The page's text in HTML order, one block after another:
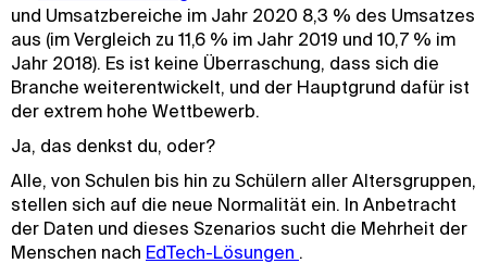
und Umsatzbereiche im Jahr 2020 8,3 % des Umsatzes
aus (im Vergleich zu 11,6 % im Jahr 2019 und 10,7 % im
Jahr 2018). Es ist keine Überraschung, dass sich die
Branche weiterentwickelt, und der Hauptgrund dafür ist
der extrem hohe Wettbewerb.
Ja, das denkst du, oder?
Alle, von Schulen bis hin zu Schülern aller Altersgruppen,
stellen sich auf die neue Normalität ein. In Anbetracht
der Daten und dieses Szenarios sucht die Mehrheit der
Menschen nach EdTech-Lösungen .